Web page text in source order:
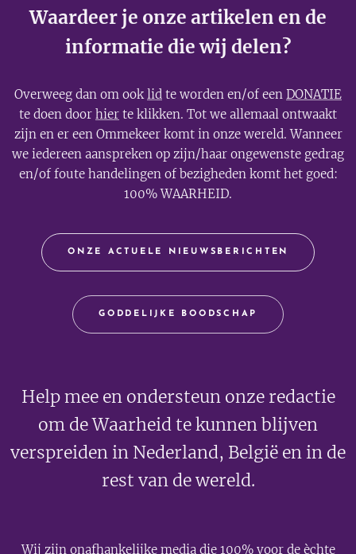
Waardeer je onze artikelen en de
informatie die wij delen?
Overweeg dan om ooklid te worden en/of een DONATIE
te doen door hier te klikken. Tot we allemaal ontwaakt
zijn en er een Ommekeer komt in onze wereld. Wanneer
we iedereen aanspreken op zijn/haar ongewenste gedrag
en/of foute handelingen of bezigheden komt het goed:
100% WAARHEID.
ONZE ACTUELE NIEUWSBERICHTEN
GODDELIJKE BOODSCHAP
Help mee en ondersteun onze redactie
om de Waarheid te kunnen blijven
verspreiden in Nederland, België en in de
rest van de wereld.
Wij zijn onafhankelijke media die 100% voor de èchte